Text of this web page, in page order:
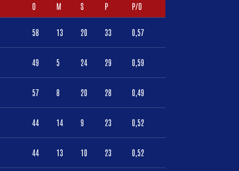
O M S P P/O
58 13 20 33 0,57
49 5 24 29 0,59
57 8 20 28 0,49
44 14 9 23 0,52
44 13 10 23 0,52